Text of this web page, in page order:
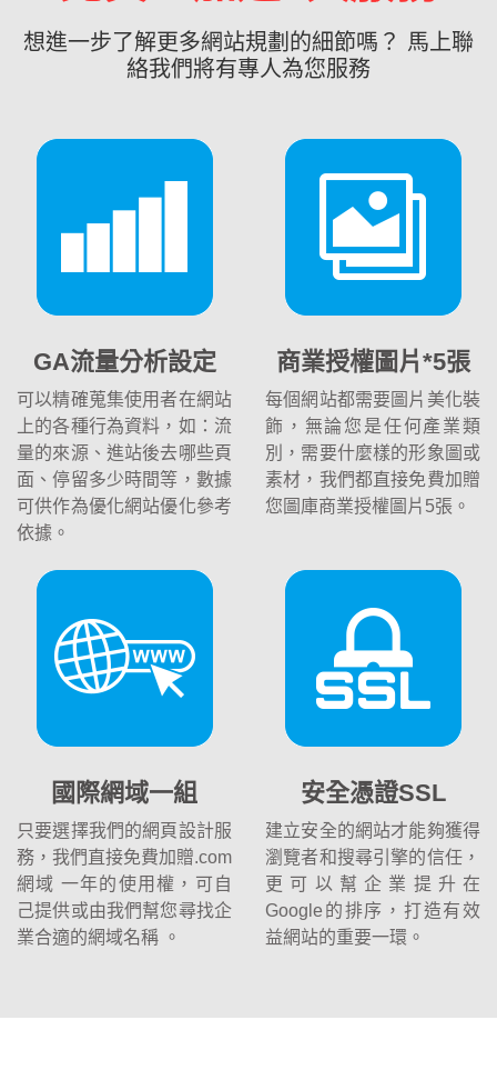
想進一步了解更多網站規劃的細節嗎？ 馬上聯
絡我們將有專人為您服務
GA流量分析設定
可以精確蒐集使用者在網站
上的各種行為資料，如：流
量的來源、進站後去哪些頁
面、停留多少時間等，數據
可供作為優化網站優化參考
依據。
商業授權圖片*5張
每個網站都需要圖片美化裝
飾，無論您是任何產業類
別，需要什麼樣的形象圖或
素材，我們都直接免費加贈
您圖庫商業授權圖片5張。
國際網域一組
只要選擇我們的網頁設計服
務，我們直接免費加贈.com
網域 一年的使用權，可自
己提供或由我們幫您尋找企
業合適的網域名稱 。
安全憑證SSL
建立安全的網站才能夠獲得
瀏覽者和搜尋引擎的信任，
更可以幫企業提升在
Google的排序，打造有效
益網站的重要一環。